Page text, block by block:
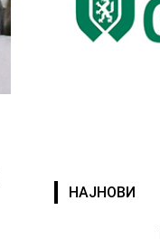
НАЈНОВИ